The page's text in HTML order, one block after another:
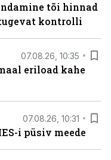
tõi hinnad
kontrolli
07.08.26, 10:35
eriload kahe
07.08.26, 10:31
i püsiv meede